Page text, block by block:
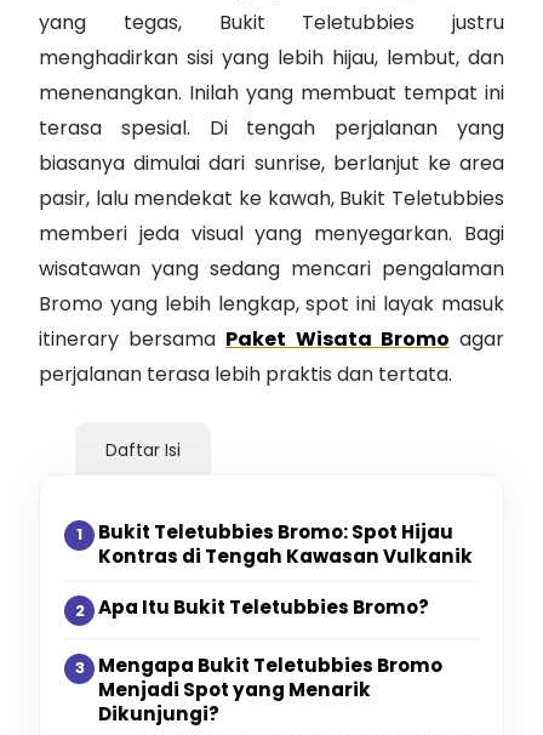
yang tegas, Bukit Teletubbies justru
menghadirkan sisi yang lebih hijau, lembut, dan
menenangkan. Inilah yang membuat tempat ini
terasa spesial. Di tengah perjalanan yang
biasanya dimulai dari sunrise, berlanjut ke area
pasir, lalu mendekat ke kawah, Bukit Teletubbies
memberi jeda visual yang menyegarkan. Bagi
wisatawan yang sedang mencari pengalaman
Bromo yang lebih lengkap, spot ini layak masuk
itinerary bersama Paket Wisata Bromo agar
perjalanan terasa lebih praktis dan tertata.
Daftar Isi
Bukit Teletubbies Bromo: Spot Hijau
Kontras di Tengah Kawasan Vulkanik
Apa Itu Bukit Teletubbies Bromo?
Mengapa Bukit Teletubbies Bromo
Menjadi Spot yang Menarik
Dikunjungi?